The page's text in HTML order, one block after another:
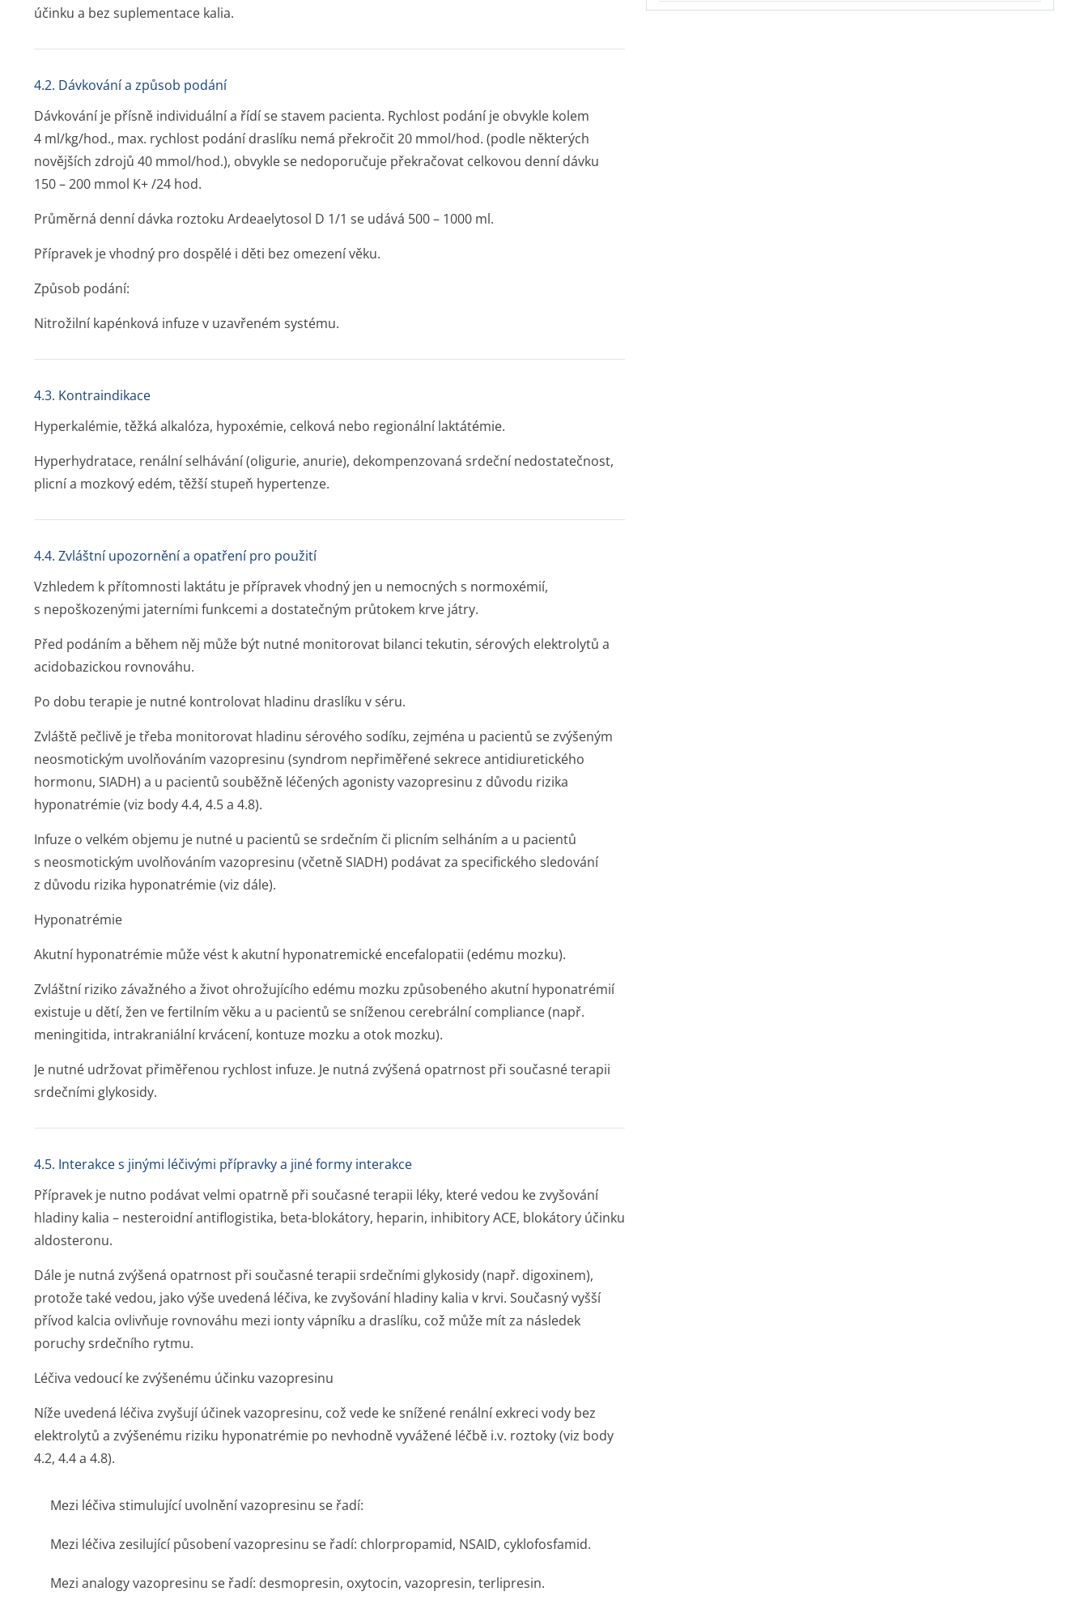
účinku a bez suplementace kalia.
4.2. Dávkování a způsob podání
Dávkování je přísně individuální a řídí se stavem pacienta. Rychlost podání je obvykle kolem
4 ml/kg/hod., max. rychlost podání draslíku nemá překročit 20 mmol/hod. (podle některých
novějších zdrojů 40 mmol/hod.), obvykle se nedoporučuje překračovat celkovou denní dávku
150 – 200 mmol K+/24 hod.
Průměrná denní dávka roztoku Ardeaelytosol D 1/1 se udává 500 – 1000 ml.
Přípravek je vhodný pro dospělé i děti bez omezení věku.
Způsob podání:
Nitrožilní kapénková infuze v uzavřeném systému.
4.3. Kontraindikace
Hyperkalémie, těžká alkalóza, hypoxémie, celková nebo regionální laktátémie.
Hyperhydratace, renální selhávání (oligurie, anurie), dekompenzovaná srdeční nedostatečnost,
plicní a mozkový edém, těžší stupeň hypertenze.
4.4. Zvláštní upozornění a opatření pro použití
Vzhledem k přítomnosti laktátu je přípravek vhodný jen u nemocných s normoxémií,
s nepoškozenými jaterními funkcemi a dostatečným průtokem krve játry.
Před podáním a během něj může být nutné monitorovat bilanci tekutin, sérových elektrolytů a
acidobazickou rovnováhu.
Po dobu terapie je nutné kontrolovat hladinu draslíku v séru.
Zvláště pečlivě je třeba monitorovat hladinu sérového sodíku, zejména u pacientů se zvýšeným
neosmotickým uvolňováním vazopresinu (syndrom nepřiměřené sekrece antidiuretického
hormonu, SIADH) a u pacientů souběžně léčených agonisty vazopresinu z důvodu rizika
hyponatrémie (viz body 4.4, 4.5 a 4.8).
Infuze o velkém objemu je nutné u pacientů se srdečním či plicním selháním a u pacientů
s neosmotickým uvolňováním vazopresinu (včetně SIADH) podávat za specifického sledování
z důvodu rizika hyponatrémie (viz dále).
Hyponatrémie
Akutní hyponatrémie může vést k akutní hyponatremické encefalopatii (edému mozku).
Zvláštní riziko závažného a život ohrožujícího edému mozku způsobeného akutní hyponatrémií
existuje u dětí, žen ve fertilním věku a u pacientů se sníženou cerebrální compliance (např.
meningitida, intrakraniální krvácení, kontuze mozku a otok mozku).
Je nutné udržovat přiměřenou rychlost infuze. Je nutná zvýšená opatrnost při současné terapii
srdečními glykosidy.
4.5. Interakce s jinými léčivými přípravky a jiné formy interakce
Přípravek je nutno podávat velmi opatrně při současné terapii léky, které vedou ke zvyšování
hladiny kalia – nesteroidní antiflogistika, beta-blokátory, heparin, inhibitory ACE, blokátory účinku
aldosteronu.
Dále je nutná zvýšená opatrnost při současné terapii srdečními glykosidy (např. digoxinem),
protože také vedou, jako výše uvedená léčiva, ke zvyšování hladiny kalia v krvi. Současný vyšší
přívod kalcia ovlivňuje rovnováhu mezi ionty vápníku a draslíku, což může mít za následek
poruchy srdečního rytmu.
Léčiva vedoucí ke zvýšenému účinku vazopresinu
Níže uvedená léčiva zvyšují účinek vazopresinu, což vede ke snížené renální exkreci vody bez
elektrolytů a zvýšenému riziku hyponatrémie po nevhodně vyvážené léčbě i.v. roztoky (viz body
4.2, 4.4 a 4.8).
Mezi léčiva stimulující uvolnění vazopresinu se řadí:
Mezi léčiva zesilující působení vazopresinu se řadí: chlorpropamid, NSAID, cyklofosfamid.
Mezi analogy vazopresinu se řadí: desmopresin, oxytocin, vazopresin, terlipresin.